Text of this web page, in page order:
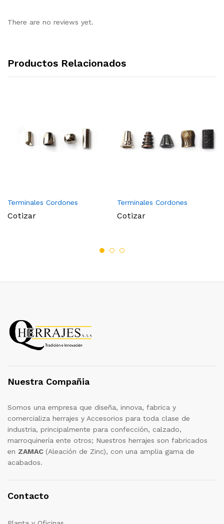
There are no reviews yet.
Productos Relacionados
Terminales Cordones
Cotizar
Terminales Cordones
Cotizar
Nuestra Compañia
Somos una empresa que diseña, innova, fabrica y
comercializa herrajes y Accesorios para toda clase de
industria, principalmente para confección, calzado,
marroquinería ente otros; Nuestros herrajes son fabricados
en ZAMAC (Aleación de Zinc), con una amplia gama de
acabados.
Contacto